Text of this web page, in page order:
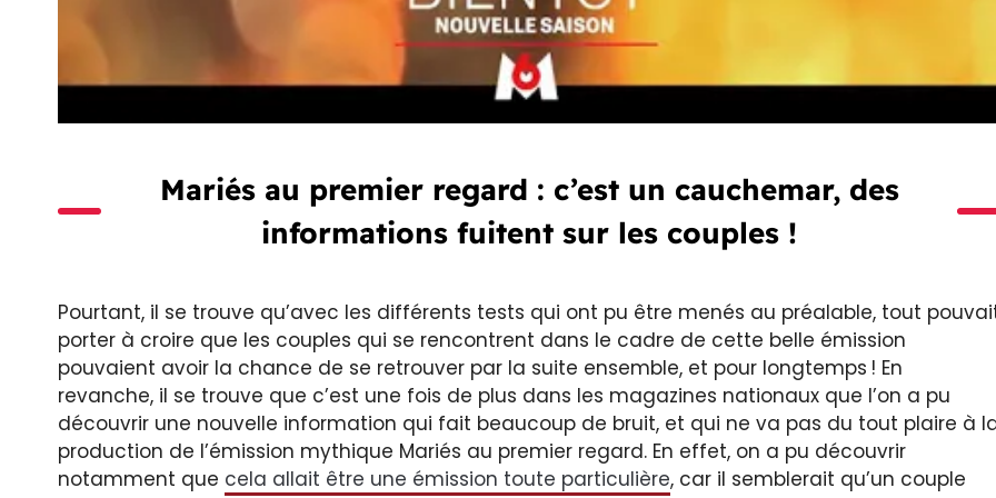
Mariés au premier regard : c’est un cauchemar, des
informations fuitent sur les couples !
Pourtant, il se trouve qu’avec les différents tests qui ont pu être menés au préalable, tout
porter à croire que les couples qui se rencontrent dans le cadre de cette belle émission
pouvaient avoir la chance de se retrouver par la suite ensemble, et pour longtemps ! En
revanche, il se trouve que c’est une fois de plus dans les magazines nationaux que l’on a pu
découvrir une nouvelle information qui fait beaucoup de bruit, et qui ne va pas du tout plaire à
production de l’émission mythique Mariés au premier regard. En effet, on a pu découvrir
notamment que cela allait être une émission toute particulière, car il semblerait qu’un couple